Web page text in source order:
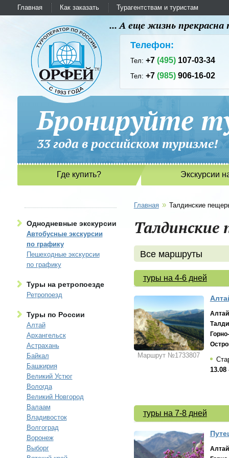
Главная Как заказать Турагентствам и туристам
... А еще жизнь
Телефон:
Тел:+7(495) 107-03-34
Тел:+7(985) 906-16-02
Бронируйте
33 года в российском
Где купить? Экскурсии
Однодневные экскурсии
Автобусные экскурсии
по графику
Пешеходные экскурсии
по графику
Туры на ретропоезде
Ретропоезд
Туры по России
Алтай
Архангельск
Астрахань
Байкал
Башкирия
Великий Устюг
Вологда
Великий Новгород
Валаам
Владивосток
Волгоград
Воронеж
Выборг
Главная » Талдинские
Талдинские
Все маршруты
туры на 4-6 дней
Маршрут №1733807
Алтай
13.08
туры на 7-8 дней
Алтай